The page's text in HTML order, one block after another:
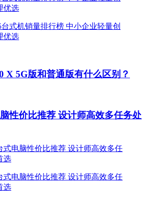
X 5G版和普通版有什么区别？
性价比推荐 设计师高效多任务处